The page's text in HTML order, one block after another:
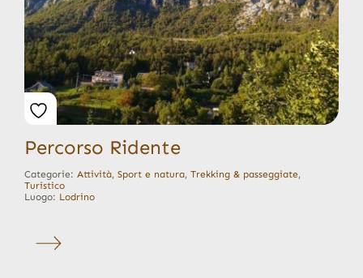
Percorso Ridente
Categorie: Attività, Sport e natura, Trekking & passeggiate,
Turistico
Luogo: Lodrino